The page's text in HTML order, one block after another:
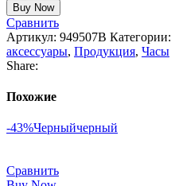
Buy Now
Сравнить
Артикул: 949507B Категории:
аксессуары, Продукция, Часы
Share:
Похожие
-43%Черныйчерный
Сравнить